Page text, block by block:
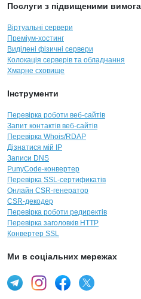
Послуги з підвищеними
Віртуальні сервери
Преміум-хостинг
Виділені фізичні сервери
Колокація серверів та обладнання
Хмарне сховище
Інструменти
Перевірка роботи веб-сайтів
Запит контактів веб-сайтів
Перевірка Whois/RDAP
Дізнатися мій IP
Записи DNS
PunyCode-конвертер
Перевірка SSL-сертификатів
Онлайн CSR-генератор
CSR-декодер
Перевірка роботи редиректів
Перевірка заголовків HTTP
Конвертер SSL
Ми в соціальних мережах